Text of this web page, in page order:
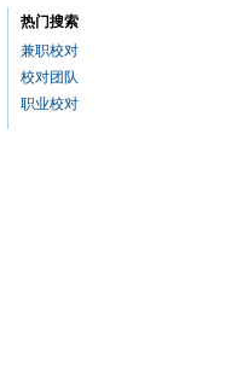
热门搜索
兼职校对
校对团队
职业校对